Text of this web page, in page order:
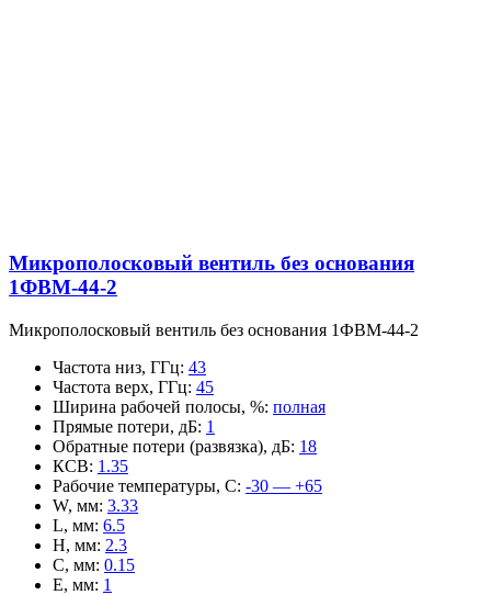
Микрополосковый вентиль без основания
1ФВМ-44-2
Микрополосковый вентиль без основания 1ФВМ-44-2
Частота низ, ГГц: 43
Частота верх, ГГц: 45
Ширина рабочей полосы, %: полная
Прямые потери, дБ: 1
Обратные потери (развязка), дБ: 18
КСВ: 1.35
Рабочие температуры, С: -30 — +65
W, мм: 3.33
L, мм: 6.5
H, мм: 2.3
C, мм: 0.15
E, мм: 1